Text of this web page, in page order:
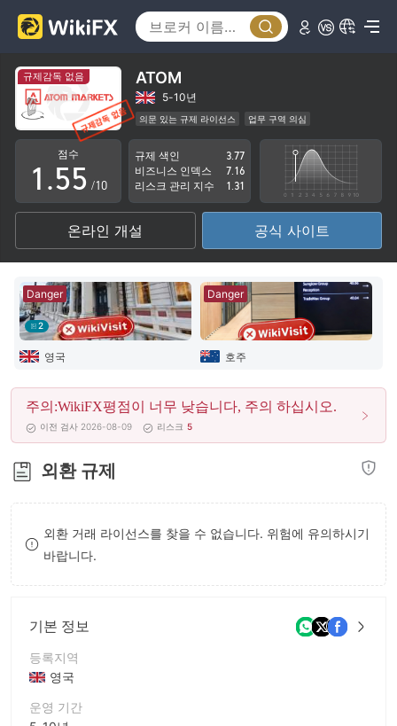
규제감독 없음 ATOM
5-10년
의문 있는 규제 라이선스
업무 구역 의심
바누아투외환 거래 라이선스 (EP) 취소됨
잠재적 위험성이 높음
점수
0
1
2
3
4
5
6
7
8
9
.
1
2
3
4
5
6
7
8
9
1
2
3
4
5
6
7
8
9
/10
규제 색인
3.77
비즈니스 인덱스
7.16
리스크 관리 지수
1.31
온라인 개설 공식 사이트
2
Danger
영국
Danger
호주
주의:WikiFX평점이 너무 낮습니다, 주의 하십시오.
이전 검사 2026-08-09 리스크 5
외환 규제
외환 거래 라이선스를 찾을 수 없습니다. 위험에 유의하시기
바랍니다.
기본 정보
등록지역
영국
운영 기간